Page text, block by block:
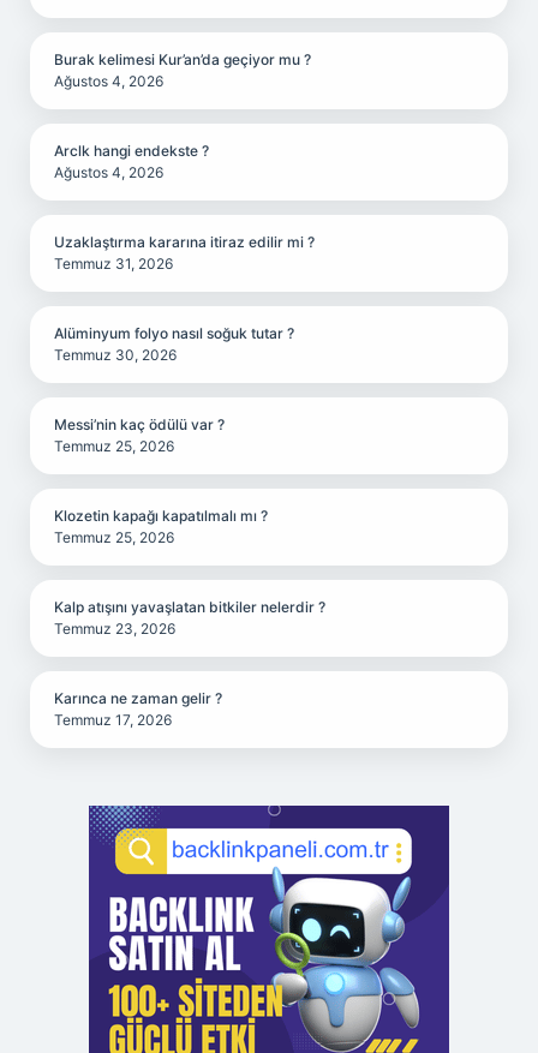
Burak kelimesi Kur’an’da geçiyor mu ?
Ağustos 4, 2026
Arclk hangi endekste ?
Ağustos 4, 2026
Uzaklaştırma kararına itiraz edilir mi ?
Temmuz 31, 2026
Alüminyum folyo nasıl soğuk tutar ?
Temmuz 30, 2026
Messi’nin kaç ödülü var ?
Temmuz 25, 2026
Klozetin kapağı kapatılmalı mı ?
Temmuz 25, 2026
Kalp atışını yavaşlatan bitkiler nelerdir ?
Temmuz 23, 2026
Karınca ne zaman gelir ?
Temmuz 17, 2026